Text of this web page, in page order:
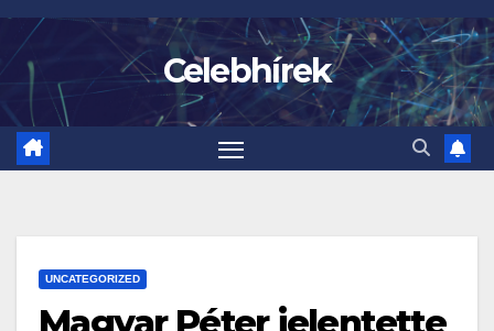
Skip
content
Celebhírek
UNCATEGORIZED